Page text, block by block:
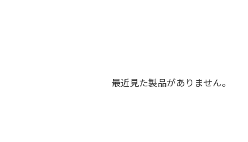
最近見た製品がありません。